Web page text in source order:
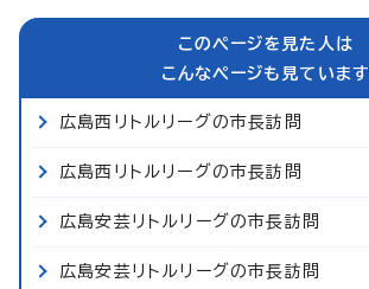
このページを見た人は
こんなページも見ています
広島西リトルリーグの市長訪問
広島西リトルリーグの市長訪問
広島安芸リトルリーグの市長訪問
広島安芸リトルリーグの市長訪問